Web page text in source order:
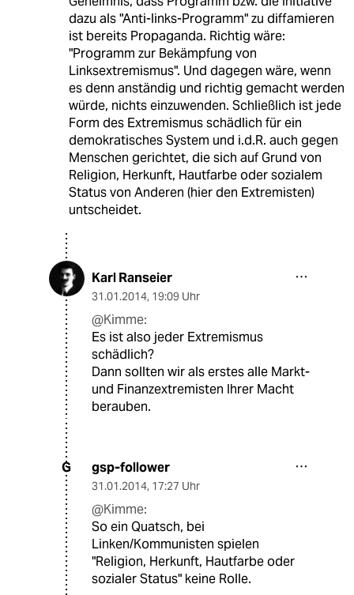
dazu als "Anti-links-Programm" zu diffamieren
ist bereits Propaganda. Richtig wäre:
"Programm zur Bekämpfung von
Linksextremismus". Und dagegen wäre, wenn
es denn anständig und richtig gemacht werden
würde, nichts einzuwenden. Schließlich ist jede
Form des Extremismus schädlich für ein
demokratisches System und i.d.R. auch gegen
Menschen gerichtet, die sich auf Grund von
Religion, Herkunft, Hautfarbe oder sozialem
Status von Anderen (hier den Extremisten)
untscheidet.
Karl Ranseier
31.01.2014, 19:09 Uhr
@Kimme:
Es ist also jeder Extremismus
schädlich?
Dann sollten wir als erstes alle Markt-
und Finanzextremisten Ihrer Macht
berauben.
G gsp-follower
31.01.2014, 17:27 Uhr
@Kimme:
So ein Quatsch, bei
Linken/Kommunisten spielen
"Religion, Herkunft, Hautfarbe oder
sozialer Status" keine Rolle.